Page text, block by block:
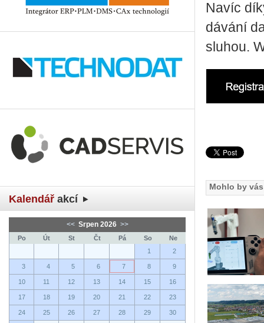
Kalendář akcí
<< Srpen 2026 >>
Po Út St Čt Pá So
Ne
1
2
3 4 5 6 7 8 9
10 11 12 13 14 15 16
17 18 19 20 21 22 23
24 25 26 27 28 29 30
Navíc
dá­vá­ní
slu­hou.
Mohlo by